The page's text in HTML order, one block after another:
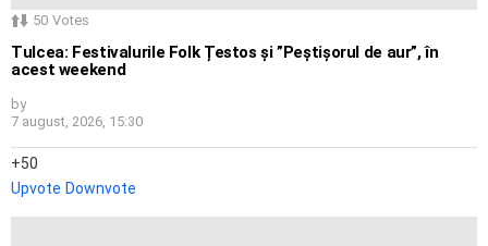
50 Votes
Tulcea: Festivalurile Folk Țestos și ”Peștișorul de aur”, în
acest weekend
by
7 august, 2026, 15:30
50
Upvote Downvote